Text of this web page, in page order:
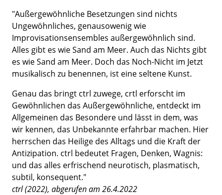
"Außergewöhnliche Besetzungen sind nichts
Ungewöhnliches, genausowenig wie
Improvisationsensembles außergewöhnlich sind.
Alles gibt es wie Sand am Meer. Auch das Nichts gibt
es wie Sand am Meer. Doch das Noch-Nicht im Jetzt
musikalisch zu benennen, ist eine seltene Kunst.
Genau das bringt ctrl zuwege, crtl erforscht im
Gewöhnlichen das Außergewöhnliche, entdeckt im
Allgemeinen das Besondere und lässt in dem, was
wir kennen, das Unbekannte erfahrbar machen. Hier
herrschen das Heilige des Alltags und die Kraft der
Antizipation. ctrl bedeutet Fragen, Denken, Wagnis:
und das alles erfrischend neurotisch, plasmatisch,
subtil, konsequent."
ctrl (2022), abgerufen am 26.4.2022